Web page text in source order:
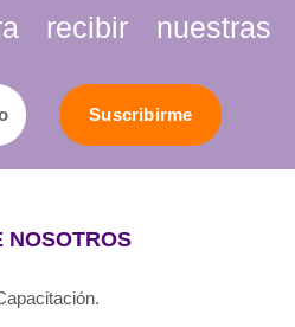
recibir nuestras
Suscribirme
NOSOTROS